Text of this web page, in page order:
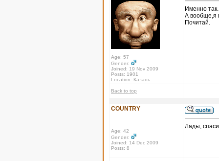
Age: 57
Gender:
Joined: 19 Nov 2009
Posts: 1901
Location: Казань
Именно так.
А вообще,я
Почитай.
Back to top
COUNTRY
Age: 42
Gender:
Joined: 14 Dec 2009
Posts: 8
Лады,